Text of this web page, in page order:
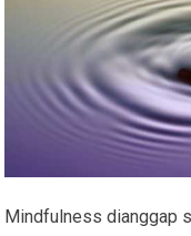
Mindfulness dianggap